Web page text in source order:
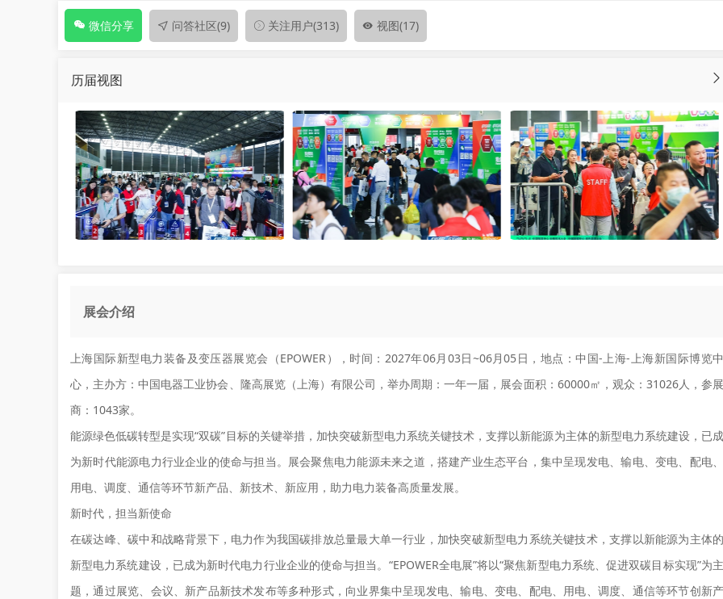
微信分享 问答社区(9) 关注用户(313) 视图(17)
历届视图
展会介绍
上海国际新型电力装备及变压器展览会（EPOWER），时间：2027年06月03日~06月05日，地点：中国-上海-上海新国际博览中
心，主办方：中国电器工业协会、隆高展览（上海）有限公司，举办周期：一年一届，展会面积：60000㎡，观众：31026人，参展
商：1043家。
能源绿色低碳转型是实现“双碳”目标的关键举措，加快突破新型电力系统关键技术，支撑以新能源为主体的新型电力系统建设，已成
为新时代能源电力行业企业的使命与担当。展会聚焦电力能源未来之道，搭建产业生态平台，集中呈现发电、输电、变电、配电、
用电、调度、通信等环节新产品、新技术、新应用，助力电力装备高质量发展。
新时代，担当新使命
在碳达峰、碳中和战略背景下，电力作为我国碳排放总量最大单一行业，加快突破新型电力系统关键技术，支撑以新能源为主体的
新型电力系统建设，已成为新时代电力行业企业的使命与担当。“EPOWER全电展”将以“聚焦新型电力系统、促进双碳目标实现”为主
题，通过展览、会议、新产品新技术发布等多种形式，向业界集中呈现发电、输电、变电、配电、用电、调度、通信等环节创新产